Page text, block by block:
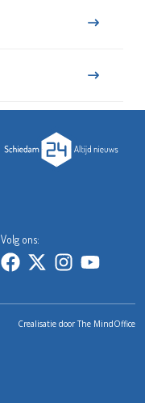
Volg ons:
Crealisatie doorThe MindOffice